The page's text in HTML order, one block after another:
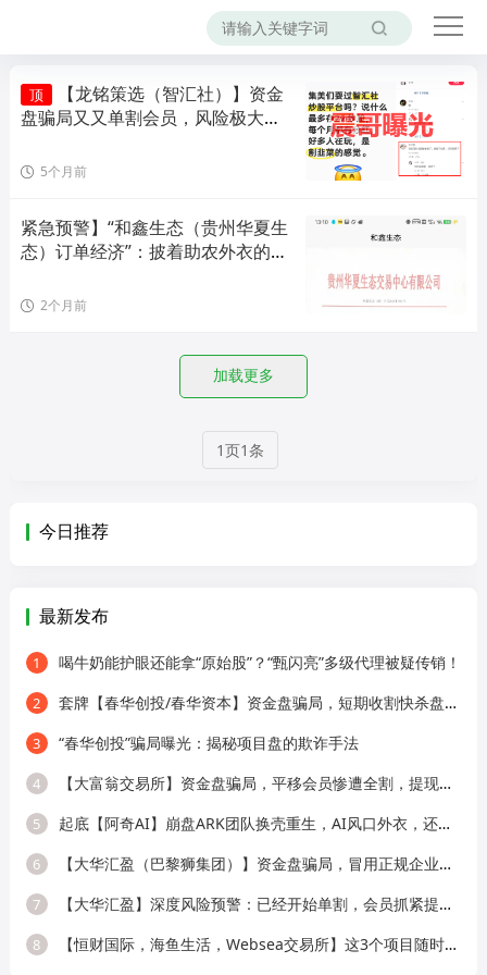
顶
【龙铭策选（智汇社）】资金
盘骗局又又单割会员，风险极大，
5个月前
紧急预警】“和鑫生态（贵州华夏生
态）订单经济”：披着助农外衣的资
2个月前
加载更多
1页1条
今日推荐
最新发布
1 喝牛奶能护眼还能拿“原始股”？“甄闪亮”多级代理被疑传销！
2 套牌【春华创投/春华资本】资金盘骗局，短期收割快杀盘，远离！
3 “春华创投”骗局曝光：揭秘项目盘的欺诈手法
4 【大富翁交易所】资金盘骗局，平移会员惨遭全割，提现直接封号！
5 起底【阿奇AI】崩盘ARK团队换壳重生，AI风口外衣，还是老牌分销套路！
6 【大华汇盈（巴黎狮集团）】资金盘骗局，冒用正规企业名称，大量单割会员，
7 【大华汇盈】深度风险预警：已经开始单割，会员抓紧提现！！！
8 【恒财国际，海鱼生活，Websea交易所】这3个项目随时崩盘跑路，赶快远离！